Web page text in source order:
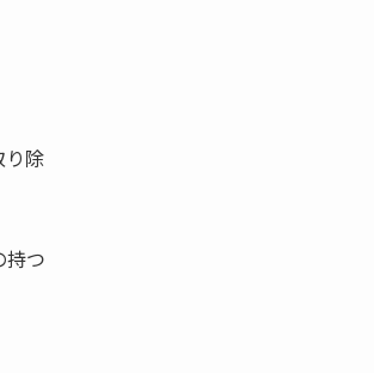
り除
持つ